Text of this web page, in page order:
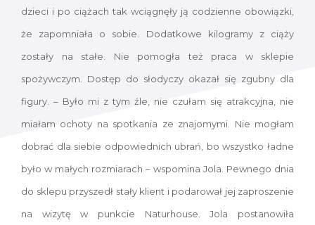
dzieci i po ciążach tak wciągnęły ją codzienne obowiązki,
że zapomniała o sobie. Dodatkowe kilogramy z ciąży
zostały na stałe. Nie pomogła też praca w sklepie
spożywczym. Dostęp do słodyczy okazał się zgubny dla
figury. – Było mi z tym źle, nie czułam się atrakcyjna, nie
miałam ochoty na spotkania ze znajomymi. Nie mogłam
dobrać dla siebie odpowiednich ubrań, bo wszystko ładne
było w małych rozmiarach – wspomina Jola. Pewnego dnia
do sklepu przyszedł stały klient i podarował jej zaproszenie
na wizytę w punkcie Naturhouse. Jola postanowiła